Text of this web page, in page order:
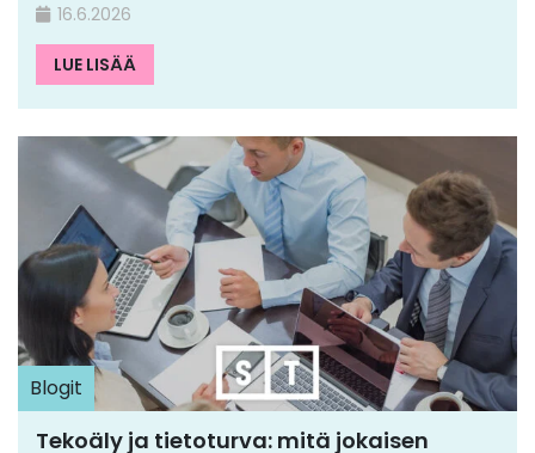
16.6.2026
LUE LISÄÄ
Blogit
Tekoäly ja tietoturva: mitä jokaisen